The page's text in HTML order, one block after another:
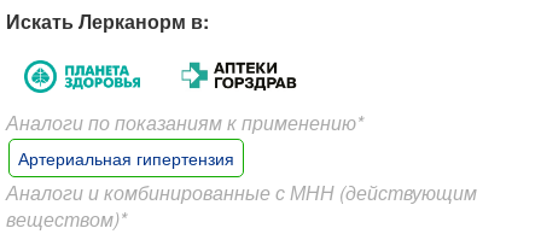
Искать Лерканорм в:
Аналоги по показаниям к применению*
Артериальная гипертензия
Аналоги и комбинированные с МНН (действующим
веществом)*